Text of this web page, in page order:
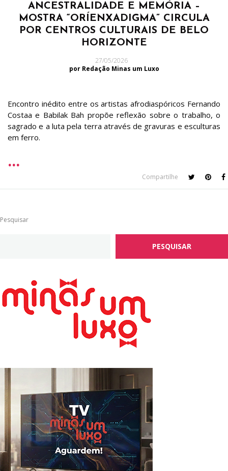
ANCESTRALIDADE E MEMÓRIA –
MOSTRA “ORÍENXADIGMA” CIRCULA
POR CENTROS CULTURAIS DE BELO
HORIZONTE
27/05/2026
por Redação Minas um Luxo
Encontro inédito entre os artistas afrodiaspóricos Fernando
Costaa e Babilak Bah propõe reflexão sobre o trabalho, o
sagrado e a luta pela terra através de gravuras e esculturas
em ferro.
Compartilhe
Pesquisar
PESQUISAR